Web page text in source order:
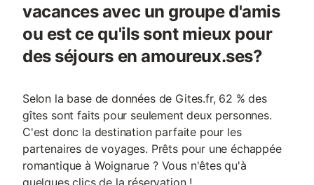
vacances avec un groupe d'amis
ou est ce qu'ils sont mieux pour
des séjours en amoureux.ses?
Selon la base de données de Gites.fr, 62 % des
gîtes sont faits pour seulement deux personnes.
C'est donc la destination parfaite pour les
partenaires de voyages. Prêts pour une échappée
romantique à Woignarue ? Vous n'êtes qu'à
quelques clics de la réservation !